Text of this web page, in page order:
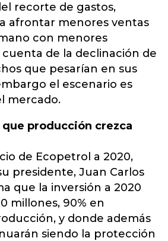
recorte de gastos,
afrontar menores ventas
con menores
de la declinación de
que pesarían en sus
el escenario es
mercado.
producción crezca
de Ecopetrol a 2020,
presidente, Juan Carlos
que la inversión a 2020
millones, 90% en
y donde además
siendo la protección